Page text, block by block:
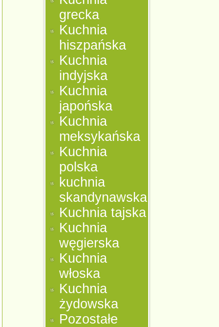
grecka
Kuchnia
hiszpańska
Kuchnia
indyjska
Kuchnia
japońska
Kuchnia
meksykańska
Kuchnia
polska
kuchnia
skandynawska
Kuchnia tajska
Kuchnia
węgierska
Kuchnia
włoska
Kuchnia
żydowska
Pozostałe